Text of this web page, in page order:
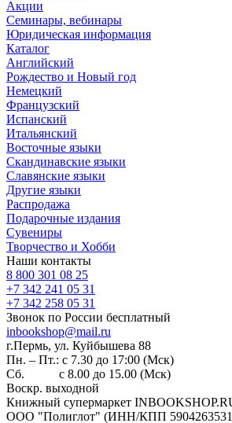
Акции
Семинары, вебинары
Юридическая информация
Каталог
Английский
Рождество и Новый год
Немецкий
Французский
Испанский
Итальянский
Восточные языки
Скандинавские языки
Славянские языки
Другие языки
Распродажа
Подарочные издания
Сувениры
Творчество и Хобби
Наши контакты
8 800 301 08 25
+7 342 241 05 31
+7 342 258 05 31
Звонок по России бесплатный
inbookshop@mail.ru
г.Пермь, ул. Куйбышева 88
Пн. – Пт.: с 7.30 до 17:00 (Мск)
Сб. с 8.00 до 15.00 (Мск)
Воскр. выходной
Книжный супермаркет
ООО "Полиглот" (ИНН/КПП